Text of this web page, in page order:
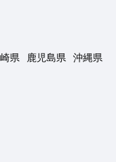
県 鹿児島県 沖縄県